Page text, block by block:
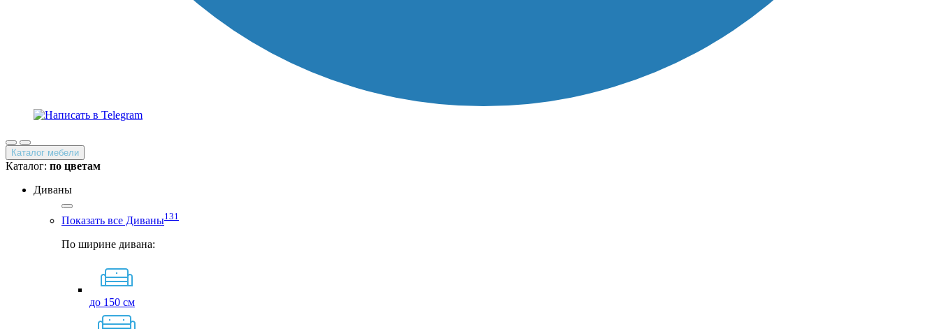
Каталог мебели
Каталог: по цветам
Диваны
Показать все Диваны131
По ширине дивана:
до 150 см